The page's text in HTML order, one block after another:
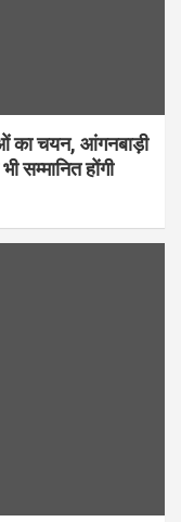
का चयन, आंगनबाड़ी
सम्मानित होंगी